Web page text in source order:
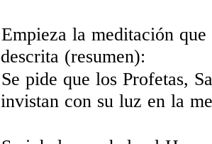
Empieza la meditación
descrita (resumen):
Se pide que los Profetas,
invistan con su luz en la